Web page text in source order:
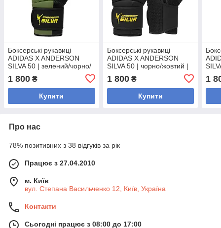
Боксерські рукавиці
ADIDAS X ANDERSON
SILVA 50 | зелений/чорно/
ADIAS50TG
1 800 ₴
Купити
Боксерські рукавиці
ADIDAS X ANDERSON
SILVA 50 | чорно/жовтий |
1 800₴
Купити
1
Про нас
78% позитивних з 38 відгуків за рік
Працює з 27.04.2010
м. Київ
вул. Степана Васильченко 12, Київ, Україна
Контакти
Сьогодні працює з 08:00 до 17:00